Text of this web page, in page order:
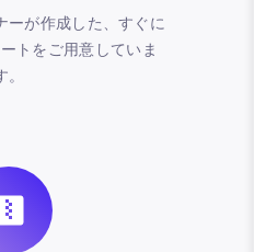
ーが作成した、すぐに
トをご用意していま
。